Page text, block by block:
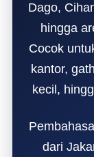
Dago,
hingga
Cocok
kantor,
kecil,
dari